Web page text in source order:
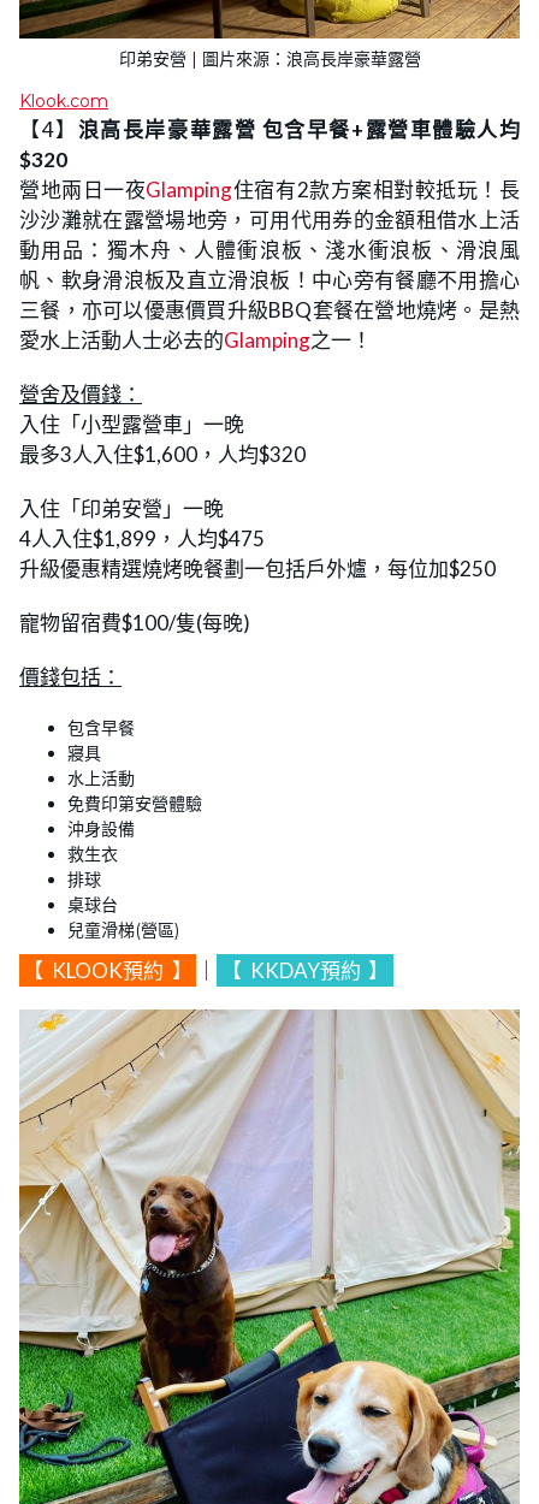
印弟安營 | 圖片來源：浪高長岸豪華露營
Klook.com
【4】 浪高長岸豪華露營 包含早餐+露營車體驗人均
$320
營地兩日一夜Glamping住宿有2款方案相對較抵玩！長
沙沙灘就在露營場地旁，可用代用券的金額租借水上活
動用品：獨木舟、人體衝浪板、淺水衝浪板、滑浪風
帆、軟身滑浪板及直立滑浪板！中心旁有餐廳不用擔心
三餐，亦可以優惠價買升級BBQ套餐在營地燒烤。是熱
愛水上活動人士必去的Glamping之一！
營舍及價錢：
入住「小型露營車」一晚
最多3人入住$1,600，人均$320
入住「印弟安營」一晚
4人入住$1,899，人均$475
升級優惠精選燒烤晚餐劃一包括戶外爐，每位加$250
寵物留宿費$100/隻(每晚)
價錢包括：
包含早餐
寢具
水上活動
免費印第安營體驗
沖身設備
救生衣
排球
桌球台
兒童滑梯(營區)
【 KLOOK預約 】 【 KKDAY預約 】